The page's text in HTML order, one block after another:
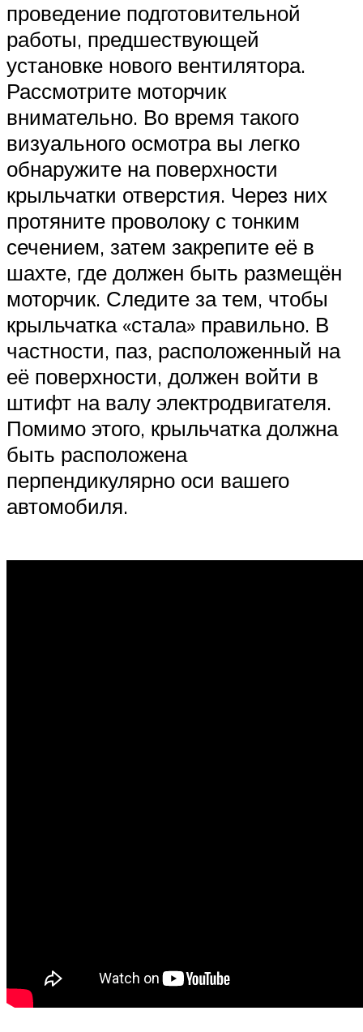
проведение подготовительной
работы, предшествующей
установке нового вентилятора.
Рассмотрите моторчик
внимательно. Во время такого
визуального осмотра вы легко
обнаружите на поверхности
крыльчатки отверстия. Через них
протяните проволоку с тонким
сечением, затем закрепите её в
шахте, где должен быть размещён
моторчик. Следите за тем, чтобы
крыльчатка «стала» правильно. В
частности, паз, расположенный на
её поверхности, должен войти в
штифт на валу электродвигателя.
Помимо этого, крыльчатка должна
быть расположена
перпендикулярно оси вашего
автомобиля.